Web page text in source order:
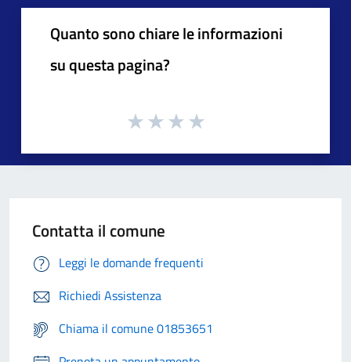
Quanto sono chiare le informazioni
su questa pagina?
Contatta il comune
Leggi le domande frequenti
Richiedi Assistenza
Chiama il comune 01853651